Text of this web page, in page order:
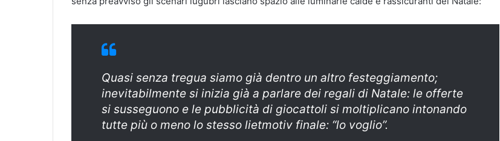
Quasi senza tregua siamo già dentro un altro festeggiamento;
inevitabilmente si inizia già a parlare dei regali di Natale: le offerte
si susseguono e le pubblicità di giocattoli si moltiplicano intonando
tutte più o meno lo stesso lietmotiv finale: “lo voglio”.